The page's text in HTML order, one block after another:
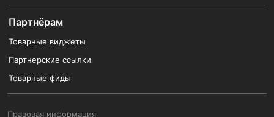
Партнёрам
Товарные виджеты
Партнерские ссылки
Товарные фиды
Правовая информация